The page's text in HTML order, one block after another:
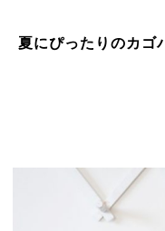
夏にぴったりのカゴ